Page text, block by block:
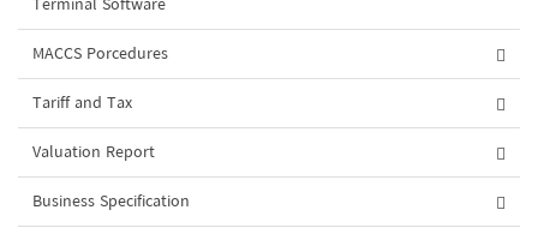
MACCS Porcedures
Tariff and Tax
Valuation Report
Business Specification